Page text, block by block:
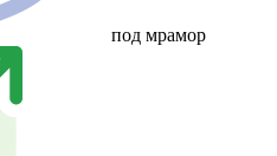
под мрамор